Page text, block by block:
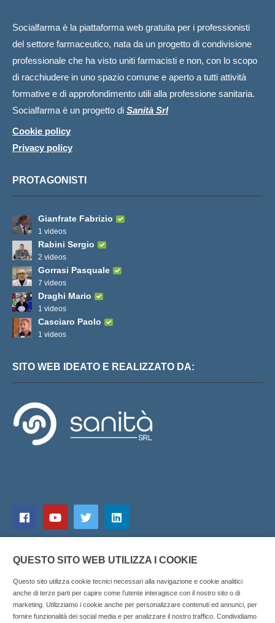
Socialfarma è la piattaforma web gratuita per i professionisti
del settore farmaceutico, nata da un progetto di condivisione
professionale che ha visto uniti farmacisti e non, con lo scopo
di racchiudere in uno spazio comune e aperto a tutti attività
formative e di approfondimento utili alla professione sanitaria.
Socialfarma è un progetto di Sanità Srl
Cookie policy
Privacy policy
PROTAGONISTI
Gianfrate Fabrizio
1 videos
Rabini Sergio
2 videos
Gorrasi Pasquale
7 videos
Draghi Mario
1 videos
Casciaro Paolo
1 videos
SITO WEB IDEATO E REALIZZATO DA:
QUESTO SITO WEB UTILIZZA I COOKIE
Questo sito utilizza cookie tecnici necessari alla navigazione e cookie analitici
anche di terze parti per capire come l’utente interagisce con il nostro sito o di
marketing. Utilizziamo i cookie anche per personalizzare contenuti ed annunci, per
fornire funzionalità dei social media e per analizzare il nostro traffico. Condividiamo